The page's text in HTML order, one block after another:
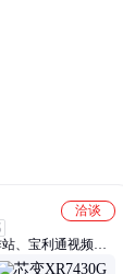
洽谈
、宝利通视频会
潮服务器、华为企